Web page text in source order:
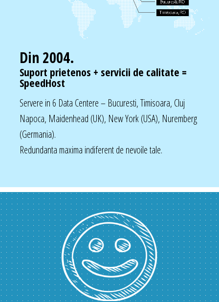
Din 2004.
Suport prietenos + servicii de calitate =
SpeedHost
Servere in 6 Data Centere – Bucuresti, Timisoara, Cluj
Napoca, Maidenhead (UK), New York (USA), Nuremberg
(Germania).
Redundanta maxima indiferent de nevoile tale.